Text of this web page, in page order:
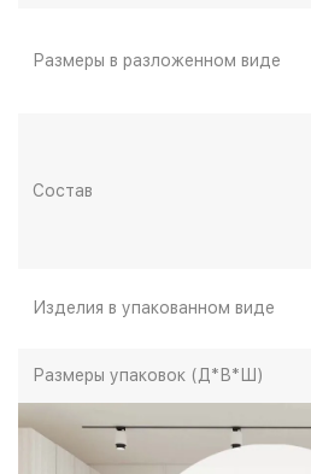
Размеры в разложенном виде
Состав
Изделия в упакованном виде
Размеры упаковок (Д*В*Ш)